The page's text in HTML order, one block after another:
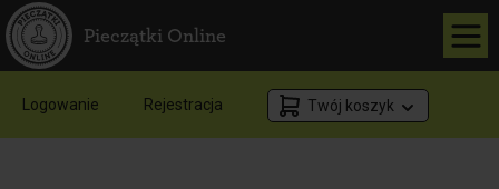
Pieczątki Online
Logowanie Rejestracja Twój koszyk